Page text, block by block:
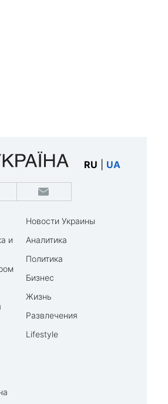
RU UA
и
Новости Украины
Аналитика
Политика
Бизнес
Жизнь
Развлечения
Lifestyle